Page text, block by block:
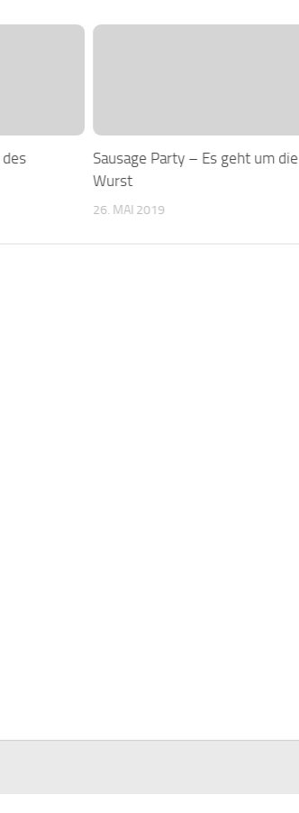
Sausage Party – Es geht um die
Wurst
26. MAI 2019
des